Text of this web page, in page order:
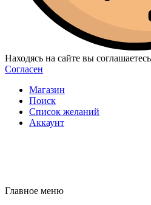
Находясь на сайте вы
Согласен
Магазин
Поиск
Список желаний
Аккаунт
Главное меню